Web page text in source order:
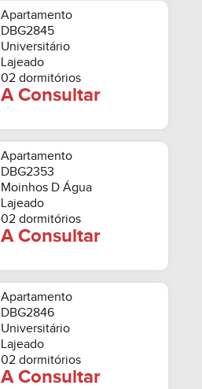
Apartamento
DBG2845
Universitário
Lajeado
02 dormitórios
A Consultar
Apartamento
DBG2353
Moinhos D Água
Lajeado
02 dormitórios
A Consultar
Apartamento
DBG2846
Universitário
Lajeado
02 dormitórios
A Consultar